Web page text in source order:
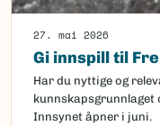
27. mai 2026
Gi innspill til
Har du nyttige og
kunnskapsgrunnlaget
Innsynet åpner i juni.